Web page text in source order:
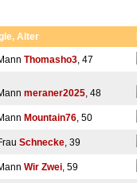
Alter
Thomasho3, 47
meraner2025, 48
Mountain76, 50
Schnecke, 39
Wir Zwei, 59